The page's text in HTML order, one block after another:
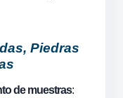
Piedras
de muestras: